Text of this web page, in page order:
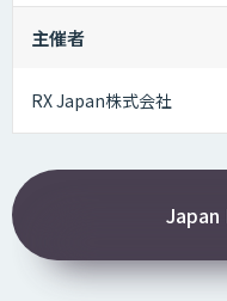
主催者
RX Japan株式会社
Japan